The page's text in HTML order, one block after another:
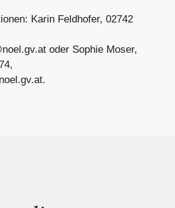
Karin Feldhofer, 02742
oder Sophie Moser,
.